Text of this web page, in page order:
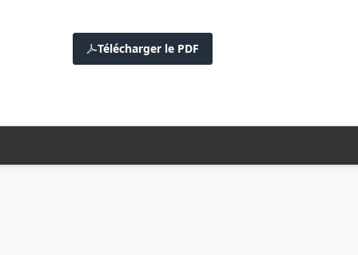
Télécharger le PDF